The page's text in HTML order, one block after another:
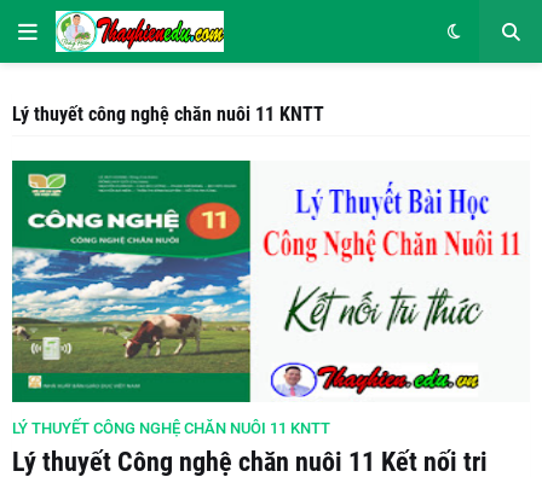
Lý thuyết công nghệ chăn nuôi 11 KNTT
LÝ THUYẾT CÔNG NGHỆ CHĂN NUÔI 11 KNTT
Lý thuyết Công nghệ chăn nuôi 11 Kết nối tri